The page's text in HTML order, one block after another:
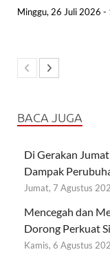
Minggu, 26 Juli 2026 -
BACA JUGA
Di Gerakan
Dampak
Jumat, 7 Agustus
Mencegah dan
Dorong Perkuat
Kamis, 6 Agustus